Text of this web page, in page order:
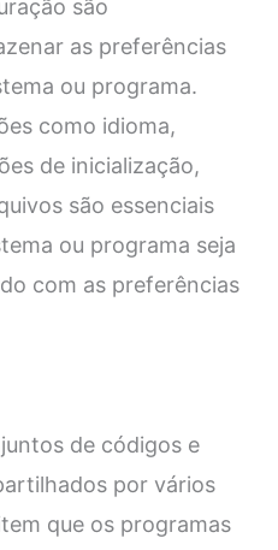
são
as preferências
ou programa.
como idioma,
de inicialização,
são essenciais
ou programa seja
com as preferências
de códigos e
por vários
que os programas